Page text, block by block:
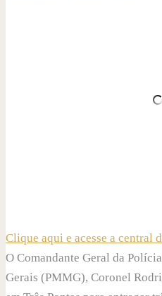
Clique aqui e acesse a central
O Comandante Geral da
Gerais (PMMG), Coronel